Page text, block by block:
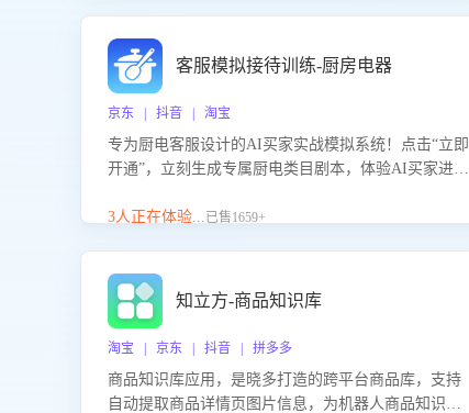
客服模拟接待训练-厨房电器
京东 | 抖音 | 淘宝
专为厨电客服设计的AI买家实战模拟系统！点击“立即
开通”，立刻生成专属厨电类目剧本，体验AI买家进线
能咨询”等真实场景应对技巧！
3人正在体验...已售1659+
知立方-商品知识库
淘宝 | 京东 | 抖音 | 拼多多
商品知识库应用，是晓多打造的跨平台商品库，支持
自动提取商品详情页图片信息，为机器人商品知识问